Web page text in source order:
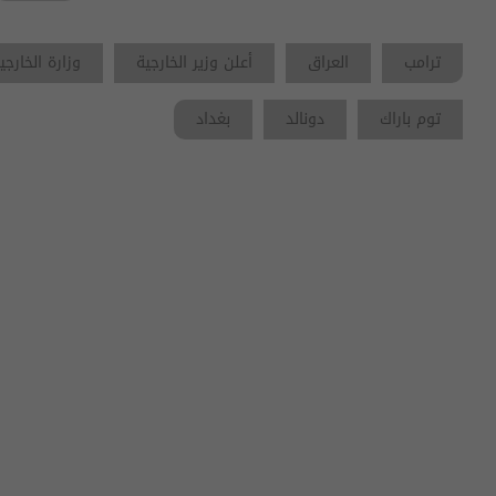
ترامب العراق أعلن وزير الخارجية وزارة
توم باراك
دونالد بغداد